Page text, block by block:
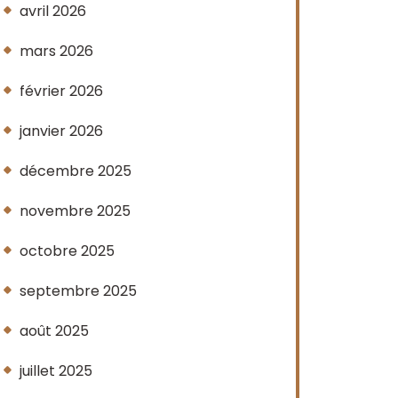
avril 2026
mars 2026
février 2026
janvier 2026
décembre 2025
novembre 2025
octobre 2025
septembre 2025
août 2025
juillet 2025